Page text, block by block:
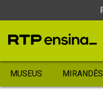
MUSEUS MIRANDÊS